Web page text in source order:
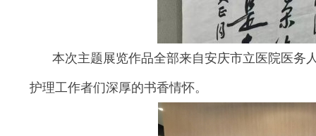
本次主题展览作品全部来自安庆市立医院医务
护理工作者们深厚的书香情怀。